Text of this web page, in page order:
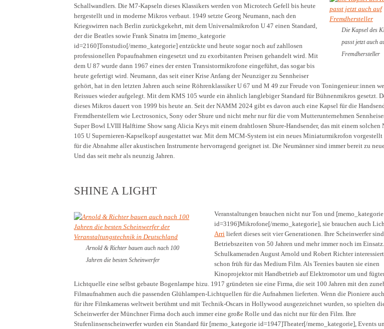
Die Kapsel des
passt jetzt auch
Fremdhersteller
Schallwandlers. Die M7-Kapseln dieses Klassikers werden von Microtech Gefell bis heute
hergestellt und in moderne Mikros verbaut. 1949 setzte Georg Neumann, nach den
Kriegswirren nach Berlin zurückgekehrt, mit dem Universalmikrofon U 47 einen Standard,
der die Beatles sowie Frank Sinatra im [memo_kategorie
id=2160]Tonstudio[/memo_kategorie] entzückte und heute sogar noch auf zahllosen
professionellen Popaufnahmen eingesetzt und zu exorbitanten Preisen gehandelt wird. Mit
dem U 87 wurde dann 1967 eines der ersten Transistormikrofone eingeführt, das sogar bis
heute gefertigt wird. Neumann, das seit einer Krise Anfang der Neunziger zu Sennheiser
gehört, hat in den letzten Jahren auch seine Röhrenklassiker U 67 und M 49 zur Freude von Toningenieur:innen
Reissues wieder aufgelegt. Mit dem KMS 105 wurde ein ähnlich langlebiger Standard für Bühnenmikros gesetzt.
dieses Mikros dauert von 1999 bis heute an. Seit der NAMM 2024 gibt es davon auch eine Kapsel für die
Fremdherstellern wie Lectrosonics, Sony oder Shure und nicht mehr nur für die vom Mutterunternehmen
Super Bowl LVIII Halftime Show sang Alicia Keys mit einem drahtlosen Shure-Handsender, das mit einem solchen
105 U Supernieren-Kapselkopf ausgestattet war. Mit dem MCM-System ist ein neues Miniaturmikrofon vorgestellt
für die Abnahme aller akustischen Instrumente hervorragend geeignet ist. Die Neumänner sind immer bereit zu
Und das seit mehr als neunzig Jahren.
SHINE A LIGHT
Arnold & Richter bauen auch nach 100
Jahren die besten Scheinwerfer
Veranstaltungen brauchen nicht nur Ton und [memo_kategorie
id=3196]Mikrofone[/memo_kategorie], sie brauchen auch
Arri liefert dieses seit vier Generationen. Ihre Scheinwerfer
Betriebszeiten von 50 Jahren und mehr immer noch im
Schulkameraden August Arnold und Robert Richter
schon früh für das Medium Film. Als Teenies bauten sie einen
Kinoprojektor mit Handbetrieb auf Elektromotor um und
Lichtquelle eine selbst gebaute Bogenlampe hizu. 1917 gründeten sie eine Firma, die seit 100 Jahren mit den
Filmaufnahmen auch die passenden Glühlampen-Lichtquellen für die Aufnahmen lieferten. Wenn die Pioniere
für ihre Filmkameras weltweit berühmt und mit Technik-Oscars in Hollywood ausgezeichnet wurden, so spielten
Scheinwerfer der Münchner Firma doch auch immer eine große Rolle und das nicht nur für den Film. Ihre
Stufenlinsenscheinwerfer wurden ein Standard für [memo_kategorie id=1947]Theater[/memo_kategorie], Events